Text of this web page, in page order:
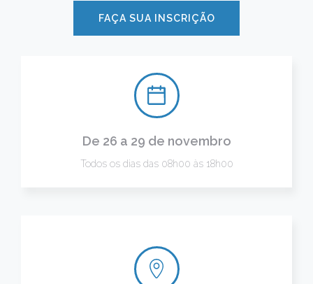
FAÇA SUA INSCRIÇÃO
De 26 a 29 de novembro
Todos os dias das 08h00 às 18h00